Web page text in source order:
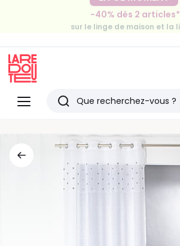
-30€ tous les 100€*
sur le meuble & la déco
-40% dès 2 articles*
Menu
Redoute
Rechercher
articles